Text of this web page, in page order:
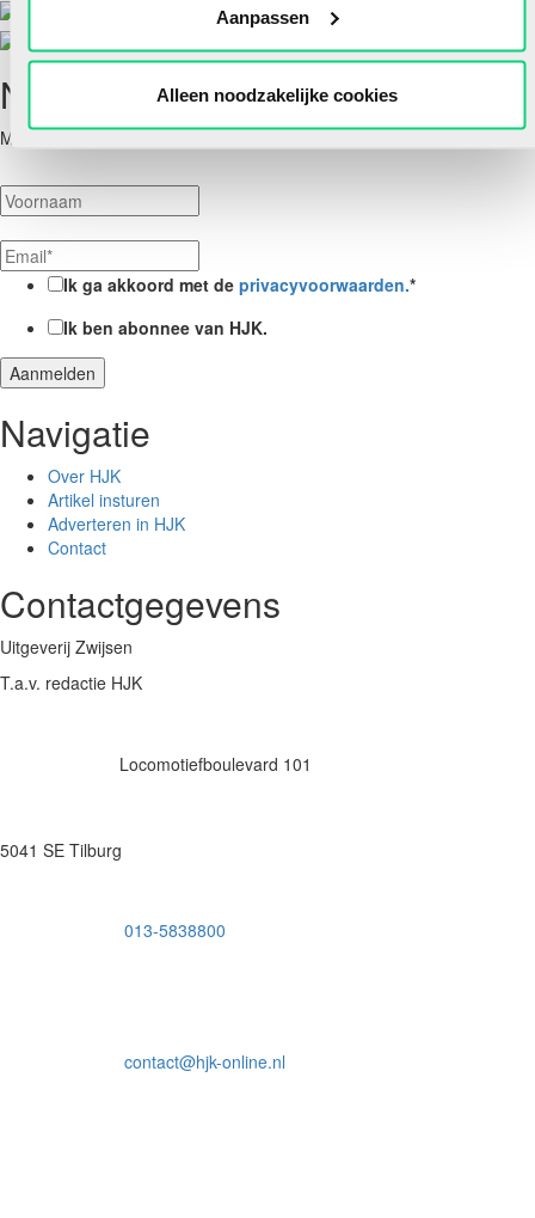
Aanpassen
Alleen noodzakelijke cookies
Nieuwsbrief
Meld je hieronder aan voor de nieuwsbrief van HJK
Ik ga akkoord met de privacyvoorwaarden.*
Ik ben abonnee van HJK.
Navigatie
Over HJK
Artikel insturen
Adverteren in HJK
Contact
Contactgegevens
Uitgeverij Zwijsen
T.a.v. redactie HJK
Locomotiefboulevard 101
5041 SE Tilburg
013-5838800
contact@hjk-online.nl